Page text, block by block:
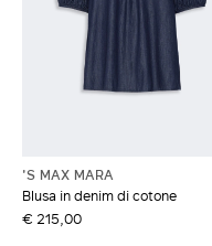
'S MAX MARA
Blusa in denim di cotone
€ 215,00